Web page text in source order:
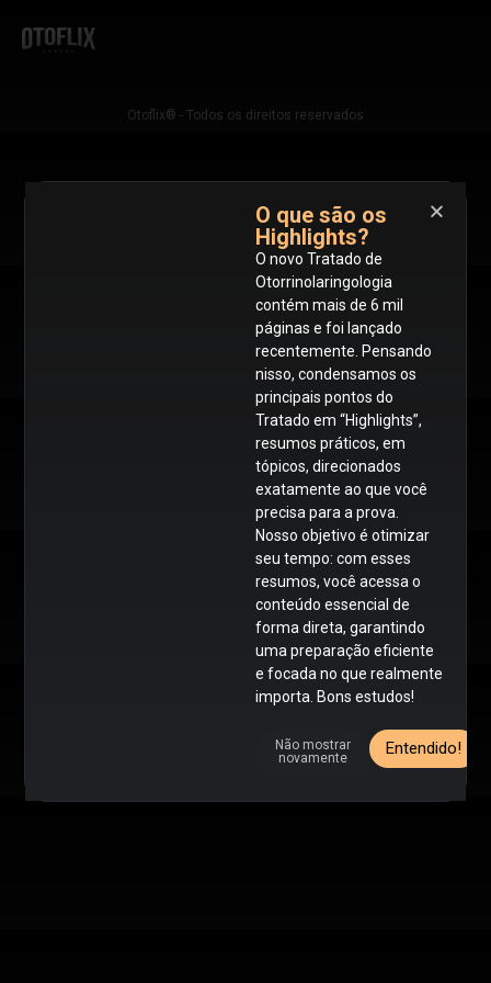
Otoflix® - Todos os direitos reservados
O que são os
Highlights?
O novo Tratado de
Otorrinolaringologia
contém mais de 6 mil
páginas e foi lançado
recentemente. Pensando
nisso, condensamos os
principais pontos do
Tratado em “Highlights”,
resumos práticos, em
tópicos, direcionados
exatamente ao que você
precisa para a prova.
Nosso objetivo é otimizar
seu tempo: com esses
resumos, você acessa o
conteúdo essencial de
forma direta, garantindo
uma preparação eficiente
e focada no que realmente
importa. Bons estudos!
Não mostrar
novamente
Entendido!